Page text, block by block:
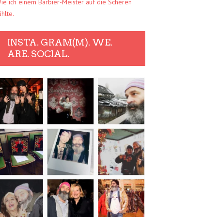
ich einem Barbier-Meister auf die Scheren
INSTA. GRAM(M). WE.
ARE. SOCIAL.